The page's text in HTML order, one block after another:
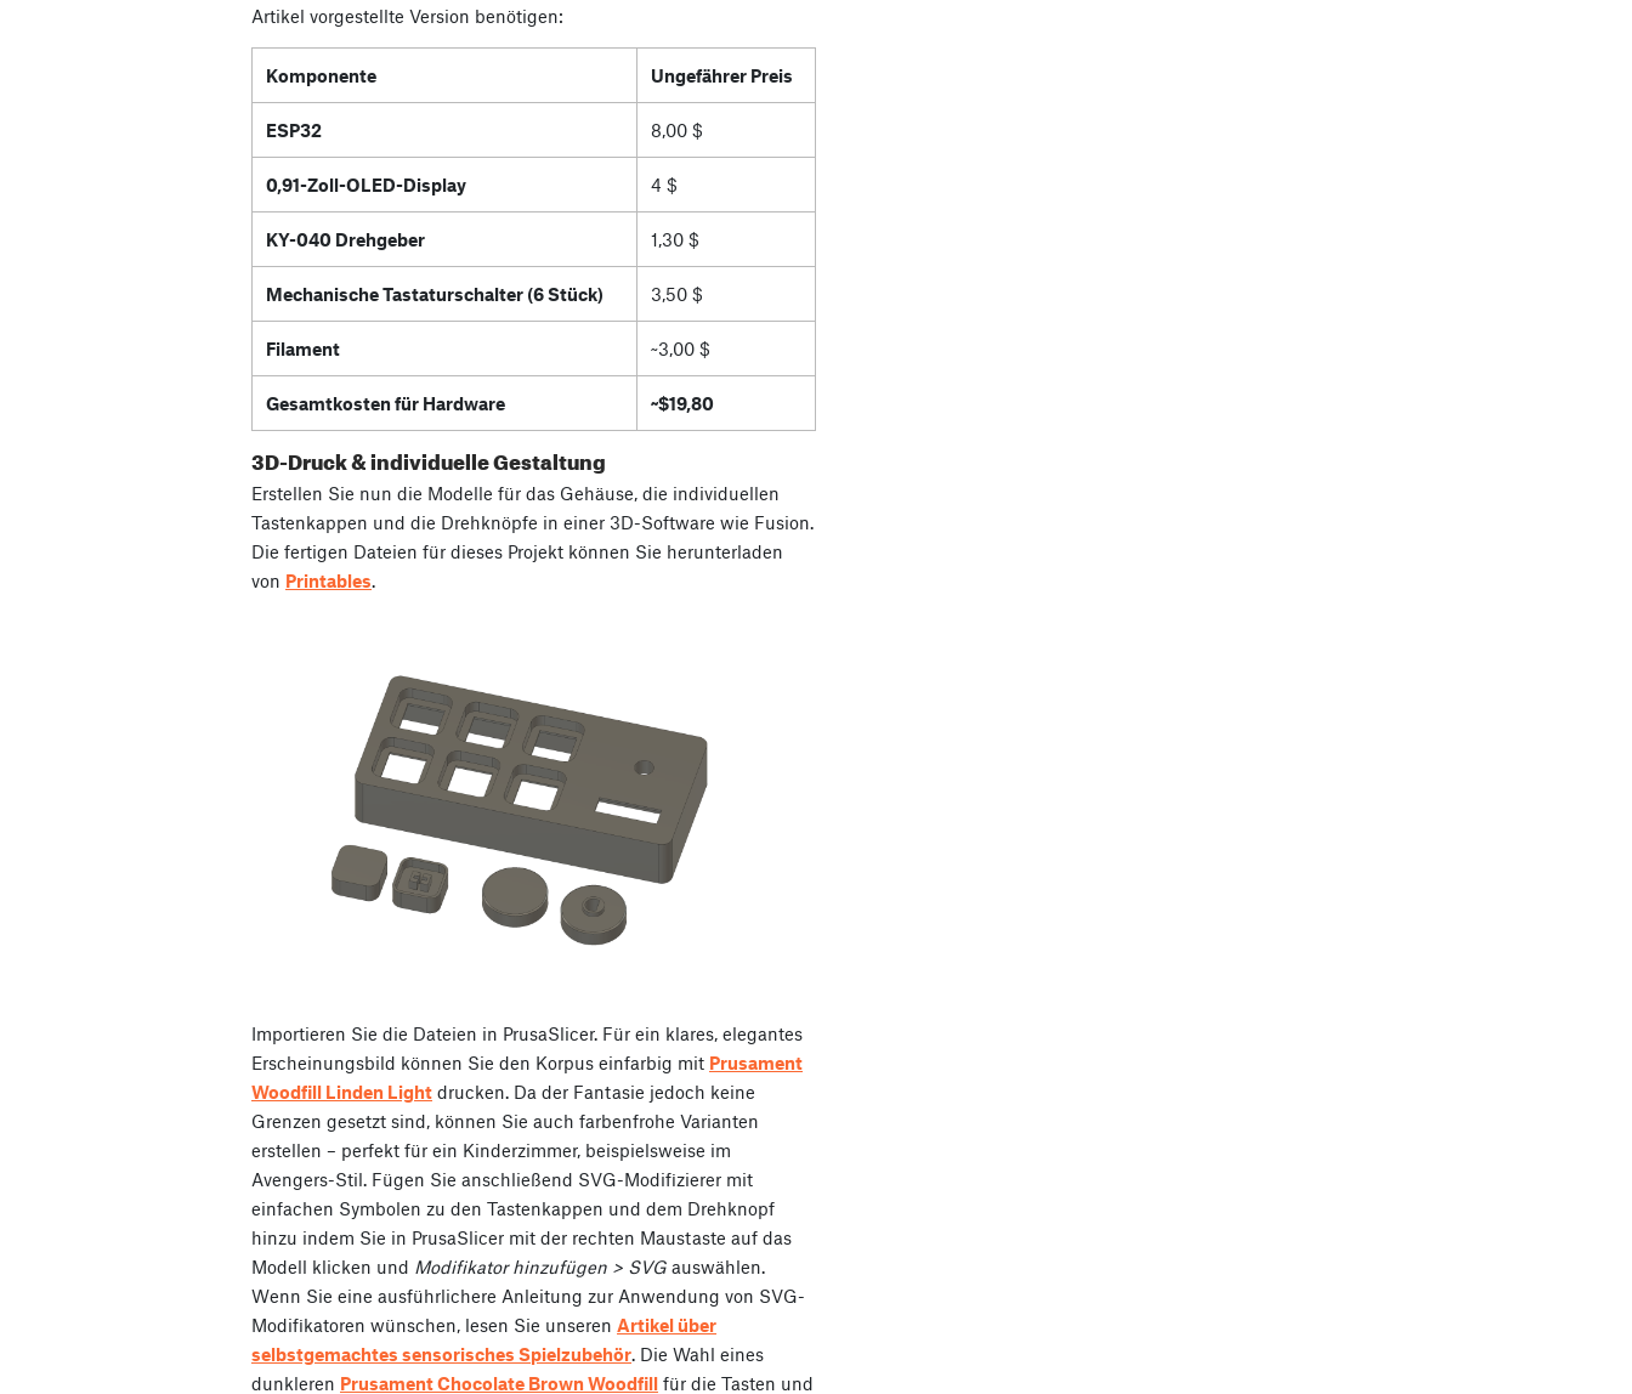
Artikel vorgestellte Version benötigen:
Komponente Ungefährer Preis
ESP32 8,00 $
0,91-Zoll-OLED-Display 4 $
KY-040 Drehgeber 1,30 $
Mechanische Tastaturschalter (6 Stück) 3,50 $
Filament ~3,00 $
Gesamtkosten für Hardware ~$19,80
3D-Druck & individuelle Gestaltung
Erstellen Sie nun die Modelle für das Gehäuse, die individuellen
Tastenkappen und die Drehknöpfe in einer 3D-Software wie Fusion.
Die fertigen Dateien für dieses Projekt können Sie herunterladen
von Printables.
Importieren Sie die Dateien in PrusaSlicer. Für ein klares, elegantes
Erscheinungsbild können Sie den Korpus einfarbig mit Prusament
Woodfill Linden Light drucken. Da der Fantasie jedoch keine
Grenzen gesetzt sind, können Sie auch farbenfrohe Varianten
erstellen – perfekt für ein Kinderzimmer, beispielsweise im
Avengers-Stil. Fügen Sie anschließend SVG-Modifizierer mit
einfachen Symbolen zu den Tastenkappen und dem Drehknopf
hinzu indem Sie in PrusaSlicer mit der rechten Maustaste auf das
Modell klicken und Modifikator hinzufügen > SVG auswählen.
Wenn Sie eine ausführlichere Anleitung zur Anwendung von SVG-
Modifikatoren wünschen, lesen Sie unseren Artikel über
selbstgemachtes sensorisches Spielzubehör. Die Wahl eines
dunkleren Prusament Chocolate Brown Woodfill für die Tasten und